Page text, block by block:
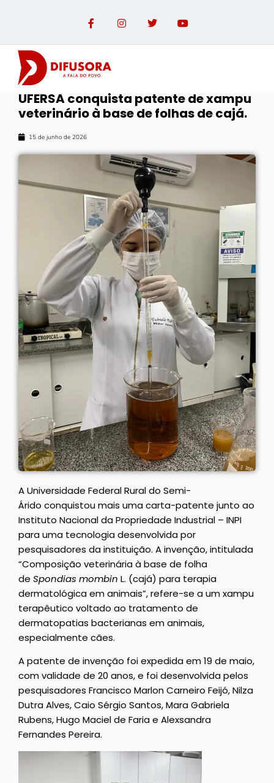
UFERSA conquista patente de xampu
veterinário à base de folhas de cajá.
15 de junho de 2026
A Universidade Federal Rural do Semi-
Árido conquistou mais uma carta-patente junto ao
Instituto Nacional da Propriedade Industrial – INPI
para uma tecnologia desenvolvida por
pesquisadores da instituição. A invenção, intitulada
“Composição veterinária à base de folha
de Spondias mombin L. (cajá) para terapia
dermatológica em animais”, refere-se a um xampu
terapêutico voltado ao tratamento de
dermatopatias bacterianas em animais,
especialmente cães.
A patente de invenção foi expedida em 19 de maio,
com validade de 20 anos, e foi desenvolvida pelos
pesquisadores Francisco Marlon Carneiro Feijó, Nilza
Dutra Alves, Caio Sérgio Santos, Mara Gabriela
Rubens, Hugo Maciel de Faria e Alexsandra
Fernandes Pereira.